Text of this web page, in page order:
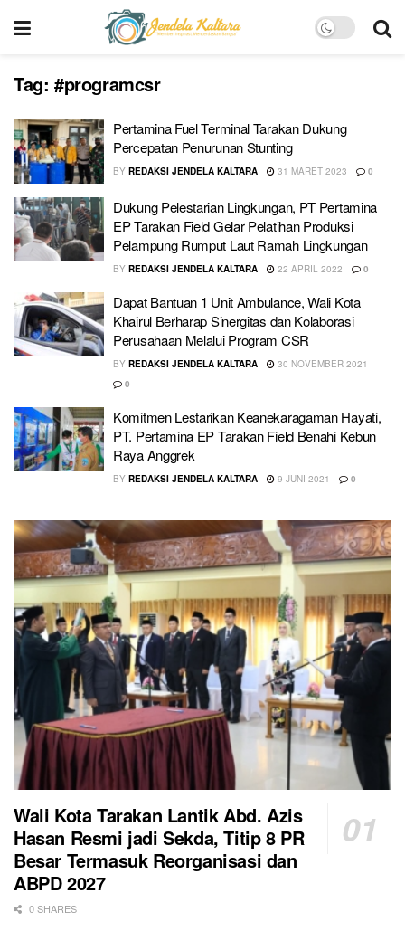
Tag: #programcsr
Pertamina Fuel Terminal Tarakan Dukung
Percepatan Penurunan Stunting
BY REDAKSI JENDELA KALTARA 31 MARET 2023 0
Dukung Pelestarian Lingkungan, PT Pertamina
EP Tarakan Field Gelar Pelatihan Produksi
Pelampung Rumput Laut Ramah Lingkungan
BY REDAKSI JENDELA KALTARA 22 APRIL 2022 0
Dapat Bantuan 1 Unit Ambulance, Wali Kota
Khairul Berharap Sinergitas dan Kolaborasi
Perusahaan Melalui Program CSR
BY REDAKSI JENDELA KALTARA
30 NOVEMBER 2021
0
Komitmen Lestarikan Keanekaragaman Hayati,
PT. Pertamina EP Tarakan Field Benahi Kebun
Raya Anggrek
BY REDAKSI JENDELA KALTARA 9 JUNI 2021 0
Wali Kota Tarakan Lantik Abd. Azis
Hasan Resmi jadi Sekda, Titip 8 PR
Besar Termasuk Reorganisasi dan
ABPD 2027
0 SHARES